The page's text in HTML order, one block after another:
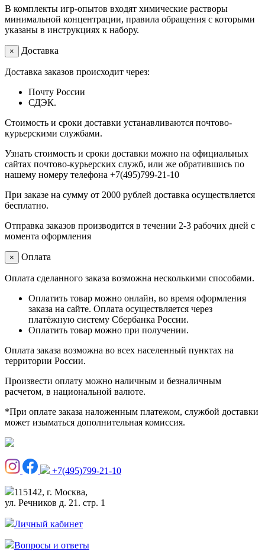
В комплекты игр-опытов входят химические растворы
минимальной концентрации, правила обращения с которыми
указаны в инструкциях к набору.
× Доставка
Доставка заказов происходит через:
Почту России
СДЭК.
Стоимость и сроки доставки устанавливаются почтово-
курьерскими службами.
Узнать стоимость и сроки доставки можно на официальных
сайтах почтово-курьерских служб, или же обратившись по
нашему номеру телефона +7(495)799-21-10
При заказе на сумму от 2000 рублей доставка осуществляется
бесплатно.
Отправка заказов производится в течении 2-3 рабочих дней с
момента оформления
× Оплата
Оплата сделанного заказа возможна несколькими способами.
Оплатить товар можно онлайн, во время оформления
заказа на сайте. Оплата осуществляется через
платёжную систему Сбербанка России.
Оплатить товар можно при получении.
Оплата заказа возможна во всех населенный пунктах на
территории России.
Произвести оплату можно наличным и безналичным
расчетом, в национальной валюте.
*При оплате заказа наложенным платежом, службой доставки
может изыматься дополнительная комиссия.
+7(495)799-21-10
115142, г. Москва,
ул. Речников д. 21. стр. 1
Личный кабинет
Вопросы и ответы